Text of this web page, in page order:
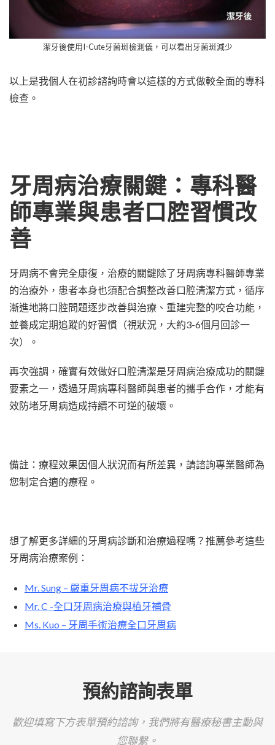
潔牙後使用I-Cute牙菌斑檢測儀，可以看出牙菌斑減少
以上是我個人在初診諮詢時會以這樣的方式做較全面的專科
檢查。
牙周病治療關鍵：專科醫
師專業與患者口腔習慣改
善
牙周病不會完全康復，治療的關鍵除了牙周病專科醫師專業
的治療外，患者本身也須配合調整改善口腔清潔方式，循序
漸進地將口腔問題逐步改善與治療、重建完整的咬合功能，
並養成定期追蹤的好習慣（視狀況，大約3-6個月回診一
次）。
再次強調，確實有效做好口腔清潔是牙周病治療成功的關鍵
要素之一，透過牙周病專科醫師與患者的攜手合作，才能有
效防堵牙周病造成持續不可逆的破壞。
備註：療程效果因個人狀況而有所差異，請諮詢專業醫師為
您制定合適的療程。
想了解更多詳細的牙周病診斷和治療過程嗎？推薦參考這些
牙周病治療案例：
Mr. Sung – 嚴重牙周病不拔牙治療
Mr. C -全口牙周病治療與植牙補骨
Ms. Kuo – 牙周手術治療全口牙周病